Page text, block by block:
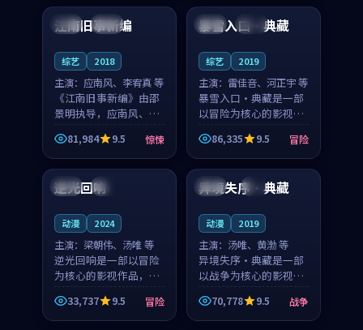
合作演出，影片在情感
层次与现实质感之间
纠葛，爱情元素贯穿始
终，节奏稳健而富有张
日本 院线
江南旧事新编
综艺 2018
主演： 应南风、李宥真 等
《江南旧事新编》由邵
景明执导，应南风、李
宥真领衔主演，是一部
2018年上映的日本惊悚
综艺。影片以邻里温情
遇到告别都浸着真实
81,984 9.5 惊悚
日本 热播
暴雪入口·典藏
综艺 2019
主演： 雷佳音、河正宇 等
暴雪入口·典藏是一部
以冒险为核心的影视作
品，围绕危机、反转与
人物成长展开，整体节
奏紧凑，值得推荐观
86,335 9.5 冒险
中国 杜比
逆光回响
动漫 2024
主演： 梁朝伟、汤唯 等
逆光回响是一部以冒险
为核心的影视作品，围
绕危机、反转与人物成
长展开，整体节奏紧
凑，值得推荐观看。
33,737 9.5 冒险
英国 4K
异境失序·典藏
动漫 2019
主演： 汤唯、黄渤 等
异境失序·典藏是一部
以战争为核心的影视作
品，围绕危机、反转与
人物成长展开，整体节
奏紧凑，值得推荐观
70,778 9.5 战争